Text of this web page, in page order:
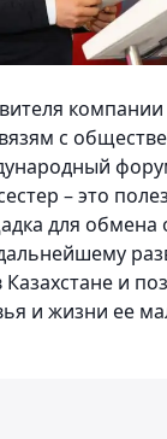
с
– это
для обмена
и
и жизни ее